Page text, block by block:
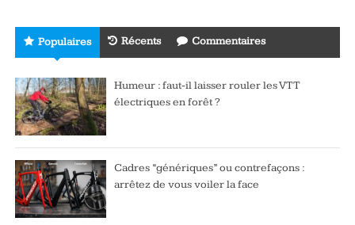
Populaires Récents Commentaires
Humeur : faut-il laisser rouler les VTT
électriques en forêt ?
Cadres “génériques” ou contrefaçons :
arrêtez de vous voiler la face